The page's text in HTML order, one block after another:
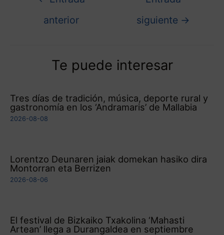
anterior
siguiente →
Te puede interesar
Tres días de tradición, música, deporte rural y
gastronomía en los ‘Andramaris’ de Mallabia
2026-08-08
Lorentzo Deunaren jaiak domekan hasiko dira
Montorran eta Berrizen
2026-08-06
El festival de Bizkaiko Txakolina ‘Mahasti
Artean’ llega a Durangaldea en septiembre